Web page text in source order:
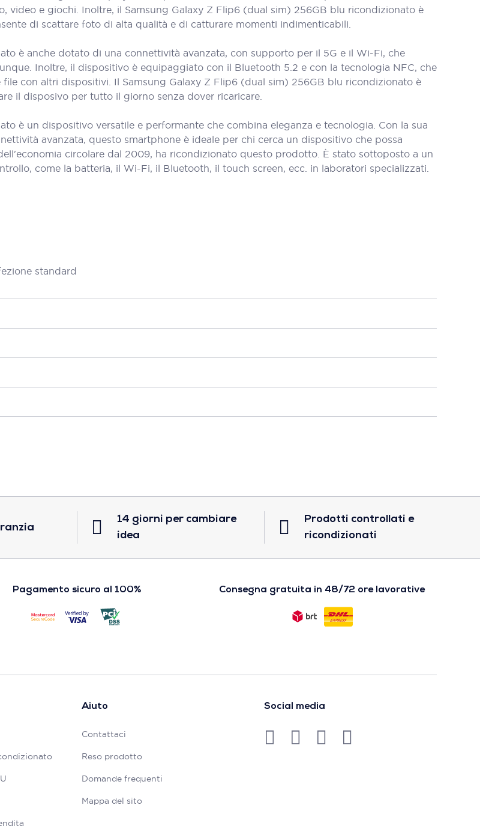
video e giochi. Inoltre, il Samsung Galaxy Z Flip6 (dual sim) 256GB blu ricondizionato è
di scattare foto di alta qualità e di catturare momenti indimenticabili.
è anche dotato di una connettività avanzata, con supporto per il 5G e il Wi-Fi, che
Inoltre, il dispositivo è equipaggiato con il Bluetooth 5.2 e con la tecnologia NFC, che
con altri dispositivi. Il Samsung Galaxy Z Flip6 (dual sim) 256GB blu ricondizionato è
il disposivo per tutto il giorno senza dover ricaricare.
è un dispositivo versatile e performante che combina eleganza e tecnologia. Con la sua
avanzata, questo smartphone è ideale per chi cerca un dispositivo che possa
circolare dal 2009, ha ricondizionato questo prodotto. È stato sottoposto a un
come la batteria, il Wi-Fi, il Bluetooth, il touch screen, ecc. in laboratori specializzati.
standard
14 giorni per cambiare
idea
Prodotti controllati e
ricondizionati
Pagamento sicuro al 100% Consegna gratuita in 48/72 ore lavorative
Aiuto
Contattaci
Reso prodotto
Domande frequenti
Mappa del sito
Social media